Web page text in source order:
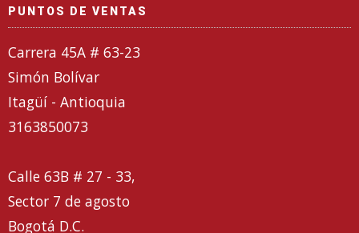
PUNTOS DE VENTAS
Carrera 45A # 63-23
Simón Bolívar
Itagüí - Antioquia
3163850073
Calle 63B # 27 - 33,
Sector 7 de agosto
Bogotá D.C.